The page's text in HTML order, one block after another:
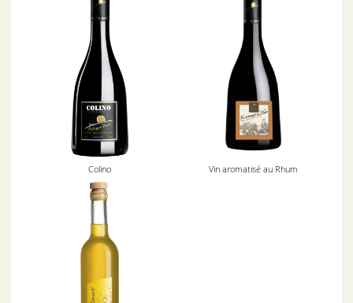
Colino Vin aromatisé au Rhum